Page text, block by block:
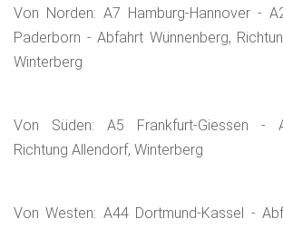
Von Norden: A7 Hamburg-Hannover -
Paderborn - Abfahrt Wünnenberg,
Winterberg
Von Süden: A5 Frankfurt-Giessen -
Richtung Allendorf, Winterberg
Von Westen: A44 Dortmund-Kassel -